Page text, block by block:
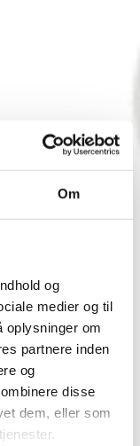
Om
og
medier og til
oplysninger om
partnere inden
og
disse
dem, eller som